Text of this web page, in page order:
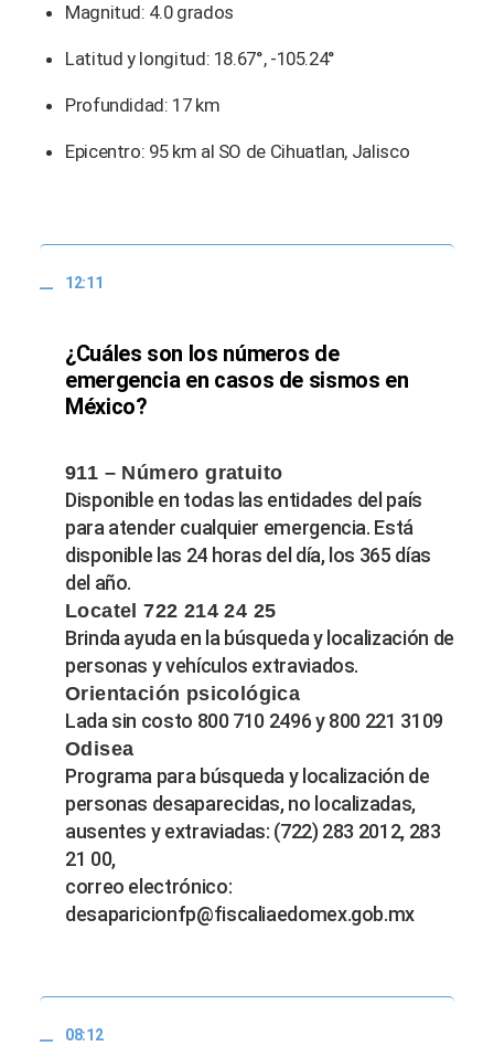
Magnitud: 4.0 grados
Latitud y longitud: 18.67°, -105.24°
Profundidad: 17 km
Epicentro: 95 km al SO de Cihuatlan, Jalisco
12:11
¿Cuáles son los números de
emergencia en casos de sismos en
México?
911 – Número gratuito
Disponible en todas las entidades del país
para atender cualquier emergencia. Está
disponible las 24 horas del día, los 365 días
del año.
Locatel 722 214 24 25
Brinda ayuda en la búsqueda y localización de
personas y vehículos extraviados.
Orientación psicológica
Lada sin costo 800 710 2496 y 800 221 3109
Odisea
Programa para búsqueda y localización de
personas desaparecidas, no localizadas,
ausentes y extraviadas: (722) 283 2012, 283
21 00,
correo electrónico:
desaparicionfp@fiscaliaedomex.gob.mx
08:12